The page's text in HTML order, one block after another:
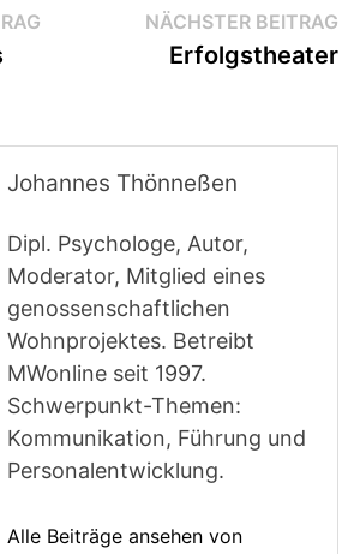
VorherigerNÄCHSTER BEITRAG
Erfolgstheater
Johannes Thönneßen
Dipl. Psychologe, Autor,
Moderator, Mitglied eines
genossenschaftlichen
Wohnprojektes. Betreibt
MWonline seit 1997.
Schwerpunkt-Themen:
Kommunikation, Führung und
Personalentwicklung.
Alle Beiträge ansehen von